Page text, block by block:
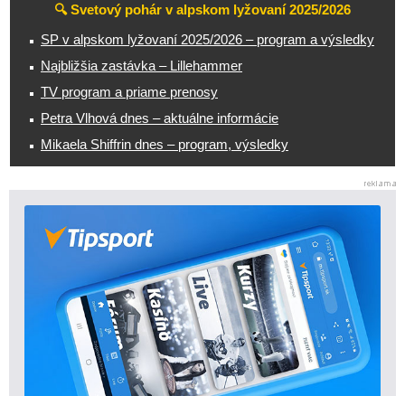
🔍 Svetový pohár v alpskom lyžovaní 2025/2026
SP v alpskom lyžovaní 2025/2026 – program a výsledky
Najbližšia zastávka – Lillehammer
TV program a priame prenosy
Petra Vlhová dnes – aktuálne informácie
Mikaela Shiffrin dnes – program, výsledky